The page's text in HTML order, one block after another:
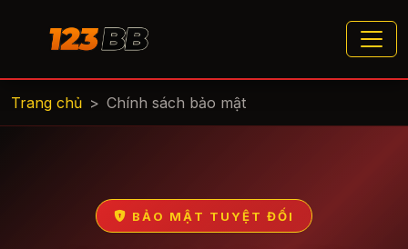
Trang chủ Chính sách bảo mật
BẢO MẬT TUYỆT ĐỐI